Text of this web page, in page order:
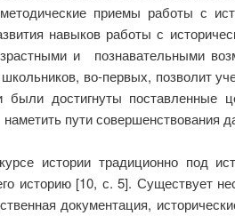
приемы работы с
навыков работы с
и познавательными
во-первых, позволит
были достигнуты поставленные
пути совершенствования
истории традиционно под
историю [10, с. 5]. Существует
документация,